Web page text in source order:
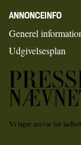
ANNONCEINFO
Generel
Udgivelsesplan
Vi tager ansvar for